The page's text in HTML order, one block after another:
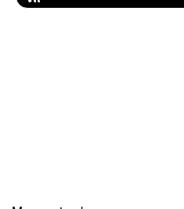
Certains durent.